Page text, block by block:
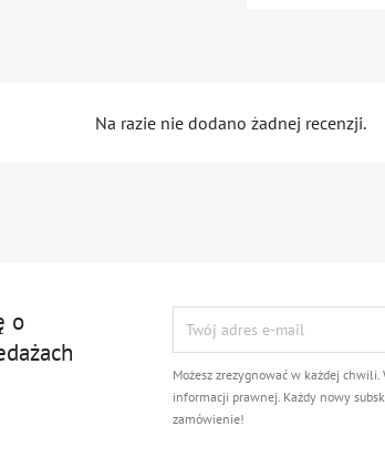
Na razie nie dodano żadnej recenzji.
o
Możesz zrezygnować w każdej
informacji prawnej. Każdy nowy
zamówienie!